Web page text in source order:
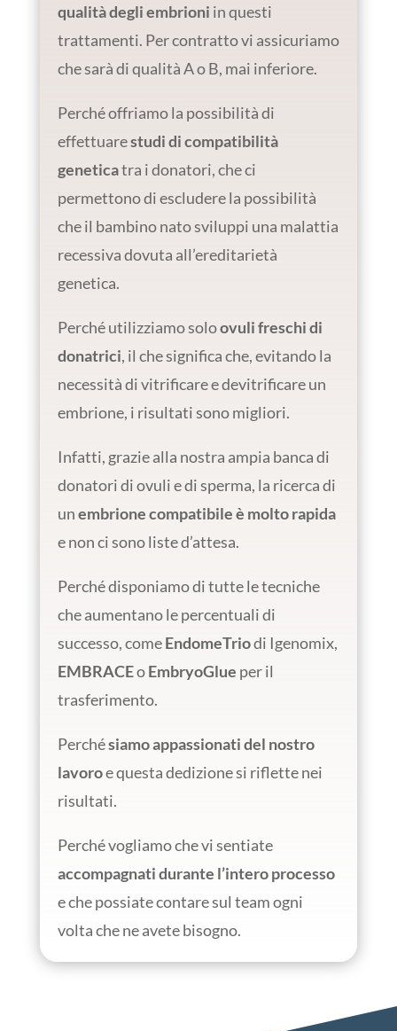
qualità degli embrioni in questi
trattamenti. Per contratto vi assicuriamo
che sarà di qualità A o B, mai inferiore.
Perché offriamo la possibilità di
effettuarestudi di compatibilità
geneticatra i donatori, che ci
permettono di escludere la possibilità
che il bambino nato sviluppi una malattia
recessiva dovuta all’ereditarietà
genetica.
Perché utilizziamo soloovuli freschi di
donatrici, il che significa che, evitando la
necessità di vitrificare e devitrificare un
embrione, i risultati sono migliori.
Infatti, grazie alla nostra ampia banca di
donatori di ovuli e di sperma, la ricerca di
unembrione compatibile è molto rapida
e non ci sono liste d’attesa.
Perché disponiamo di tutte le tecniche
che aumentano le percentuali di
successo, comeEndomeTriodi Igenomix,
EMBRACEoEmbryoGlue per il
trasferimento.
Perchésiamo appassionati del nostro
lavoroe questa dedizione si riflette nei
risultati.
Perché vogliamo che vi sentiate
accompagnati durante l’intero processo
e che possiate contare sul team ogni
volta che ne avete bisogno.